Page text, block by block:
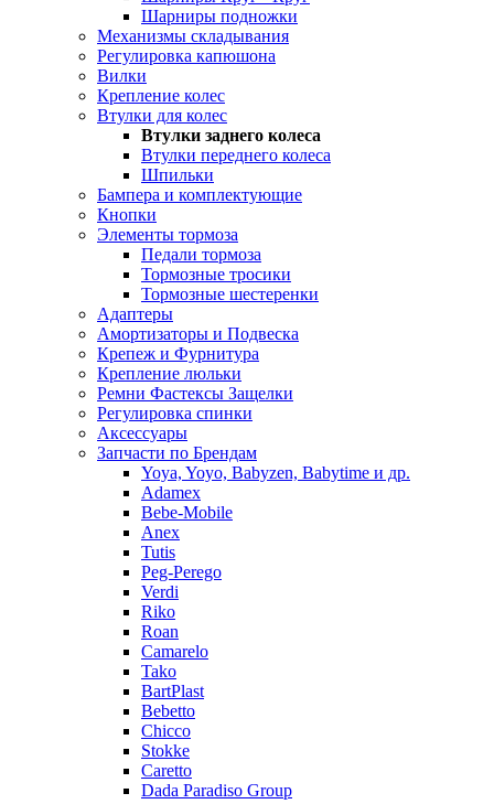
Шарниры подножки
Механизмы складывания
Регулировка капюшона
Вилки
Крепление колес
Втулки для колес
Втулки заднего колеса
Втулки переднего колеса
Шпильки
Бампера и комплектующие
Кнопки
Элементы тормоза
Педали тормоза
Тормозные тросики
Тормозные шестеренки
Адаптеры
Амортизаторы и Подвеска
Крепеж и Фурнитура
Крепление люльки
Ремни Фастексы Защелки
Регулировка спинки
Аксессуары
Запчасти по Брендам
Yoya, Yoyo, Babyzen, Babytime и др.
Adamex
Bebe-Mobile
Anex
Tutis
Peg-Perego
Verdi
Riko
Roan
Camarelo
Tako
BartPlast
Bebetto
Chicco
Stokke
Caretto
Dada Paradiso Group